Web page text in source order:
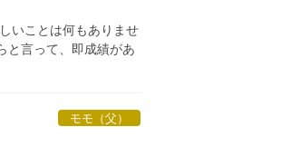
いことは何もありませ
と言って、即成績があ
モモ（父）